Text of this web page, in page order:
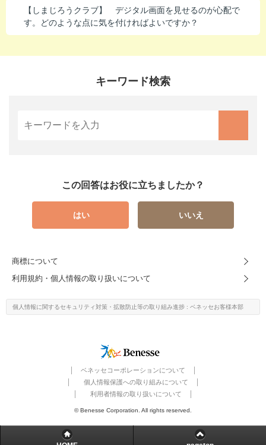
【しまじろうクラブ】 デジタル画面を見せるのが心配で
す。どのような点に気を付ければよいですか？
キーワード検索
この回答はお役に立ちましたか？
はい いいえ
商標について
利用規約・個人情報の取り扱いについて
個人情報に関するセキュリティ対策・ 拡散防止等の取り組み進捗 : ベネッセお客様本部
ベネッセコーポレーションについて
個人情報保護への取り組みについて
利用者情報の取り扱いについて
© Benesse Corporation. All rights reserved.